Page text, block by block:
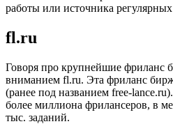
работы или источника регулярных
fl.ru
Говоря про крупнейшие фриланс
вниманием fl.ru. Эта фриланс
(ранее под названием free-
более миллиона фрилансеров, в
тыс. заданий.